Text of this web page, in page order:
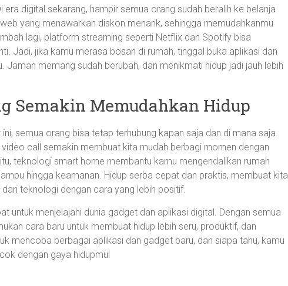
era digital sekarang, hampir semua orang sudah beralih ke belanja
yang menawarkan diskon menarik, sehingga memudahkanmu
lagi, platform streaming seperti Netflix dan Spotify bisa
Jadi, jika kamu merasa bosan di rumah, tinggal buka aplikasi dan
Jaman memang sudah berubah, dan menikmati hidup jadi jauh lebih
Semakin Memudahkan Hidup
semua orang bisa tetap terhubung kapan saja dan di mana saja.
call semakin membuat kita mudah berbagi momen dengan
teknologi smart home membantu kamu mengendalikan rumah
hingga keamanan. Hidup serba cepat dan praktis, membuat kita
teknologi dengan cara yang lebih positif.
untuk menjelajahi dunia gadget dan aplikasi digital. Dengan semua
cara baru untuk membuat hidup lebih seru, produktif, dan
mencoba berbagai aplikasi dan gadget baru, dan siapa tahu, kamu
dengan gaya hidupmu!